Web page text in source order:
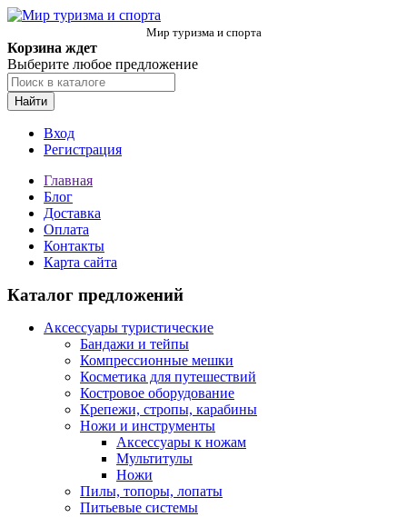
Мир туризма и спорта
Корзина ждет
Выберите любое предложение
Найти
Вход
Регистрация
Главная
Блог
Доставка
Оплата
Контакты
Карта сайта
Каталог предложений
Аксессуары туристические
Бандажи и тейпы
Компрессионные мешки
Косметика для путешествий
Костровое оборудование
Крепежи, стропы, карабины
Ножи и инструменты
Аксессуары к ножам
Мультитулы
Ножи
Пилы, топоры, лопаты
Питьевые системы